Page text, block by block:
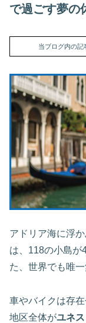
で過ごす夢の
当ブログ内の記
アドリア海に浮
は、118の小島が
た、世界でも唯一
車やバイクは存
地区全体がユネ